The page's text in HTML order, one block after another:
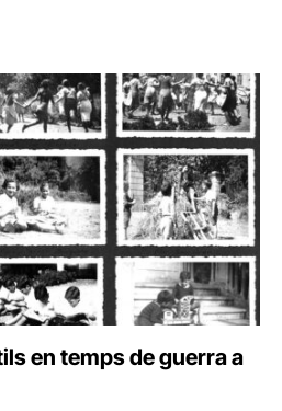
en temps de guerra a